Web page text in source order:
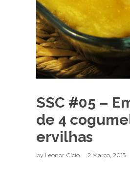
SSC #05 –
de 4
ervilhas
by Leonor Cício
2 Março, 2015